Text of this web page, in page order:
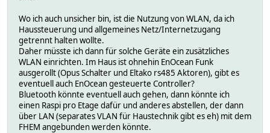
Wo ich auch unsicher bin, ist die Nutzung von WLAN, da ich
Haussteuerung und allgemeines Netz/Internetzugang
getrennt halten wollte.
Daher müsste ich dann für solche Geräte ein zusätzliches
WLAN einrichten. Im Haus ist ohnehin EnOcean Funk
ausgerollt (Opus Schalter und Eltako rs485 Aktoren), gibt es
eventuell auch EnOcean gesteuerte Controller?
Bluetooth könnte eventuell auch gehen, dann könnte ich
einen Raspi pro Etage dafür und anderes abstellen, der dann
über LAN (separates VLAN für Haustechnik gibt es eh) mit dem
FHEM angebunden werden könnte.